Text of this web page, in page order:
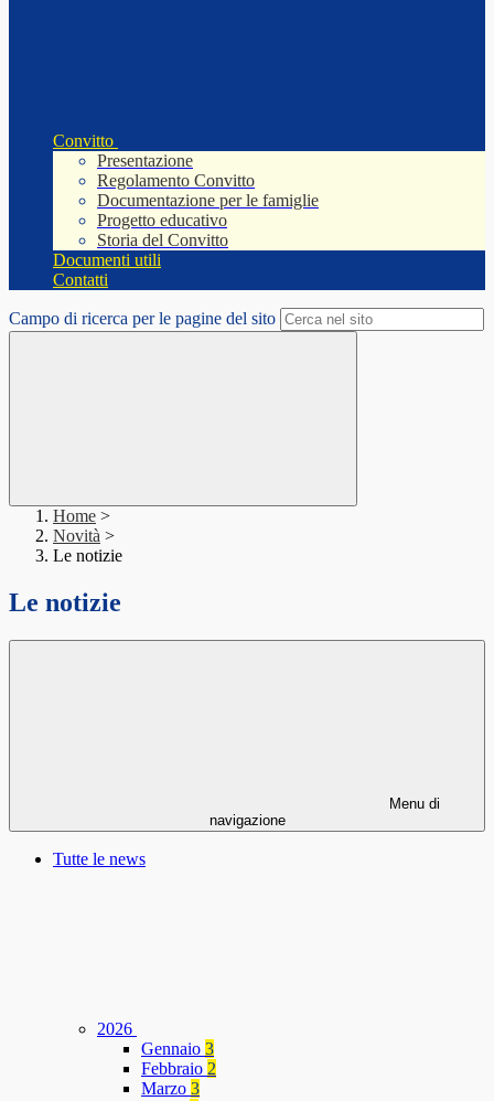
Convitto
Presentazione
Regolamento Convitto
Documentazione per le famiglie
Progetto educativo
Storia del Convitto
Documenti utili
Contatti
Campo di ricerca per le pagine del sito
Home >
Novità >
Le notizie
Le notizie
Menu di
navigazione
Tutte le news
2026
Gennaio 3
Febbraio 2
Marzo 3